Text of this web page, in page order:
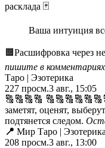
расклада 🃏
Ваша интуиция
🟧Расшифровка через
пишите в
Таро | Эзотерика
227 просм.3 авг., 15:05
🔠🔠🔠🔠
заметят, оценят,
подтянется следом.
📍 Мир Таро | Эзотерика
208 просм.3 авг., 13:00